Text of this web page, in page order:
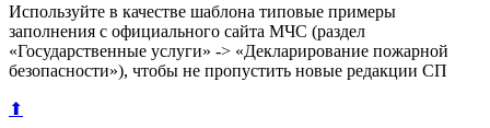
Используйте в качестве шаблона типовые примеры
заполнения с официального сайта МЧС (раздел
«Государственные услуги» -> «Декларирование пожарной
безопасности»), чтобы не пропустить новые редакции СП
⬆